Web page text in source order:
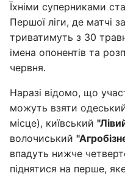
Їхніми суперниками
Першої ліги, де матчі
триватимуть з 30
імена опонентів та
червня.
Наразі відомо, що
можуть взяти
місце), київський
волочиський
впадуть нижче
піднятися на перше,